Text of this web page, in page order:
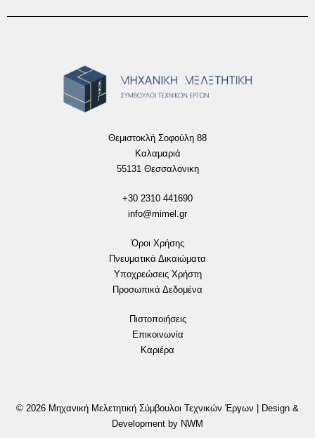
Θεμιστοκλή Σοφούλη 88
Καλαμαριά
55131 Θεσσαλονικη
+30 2310 441690
info@mimel.gr
Όροι Χρήσης
Πνευματικά Δικαιώματα
Υποχρεώσεις Χρήστη
Προσωπικά Δεδομένα
Πιστοποιήσεις
Επικοινωνία
Καριέρα
© 2026 Μηχανική Μελετητική Σύμβουλοι Τεχνικών Έργων | Design &
Development by NWM